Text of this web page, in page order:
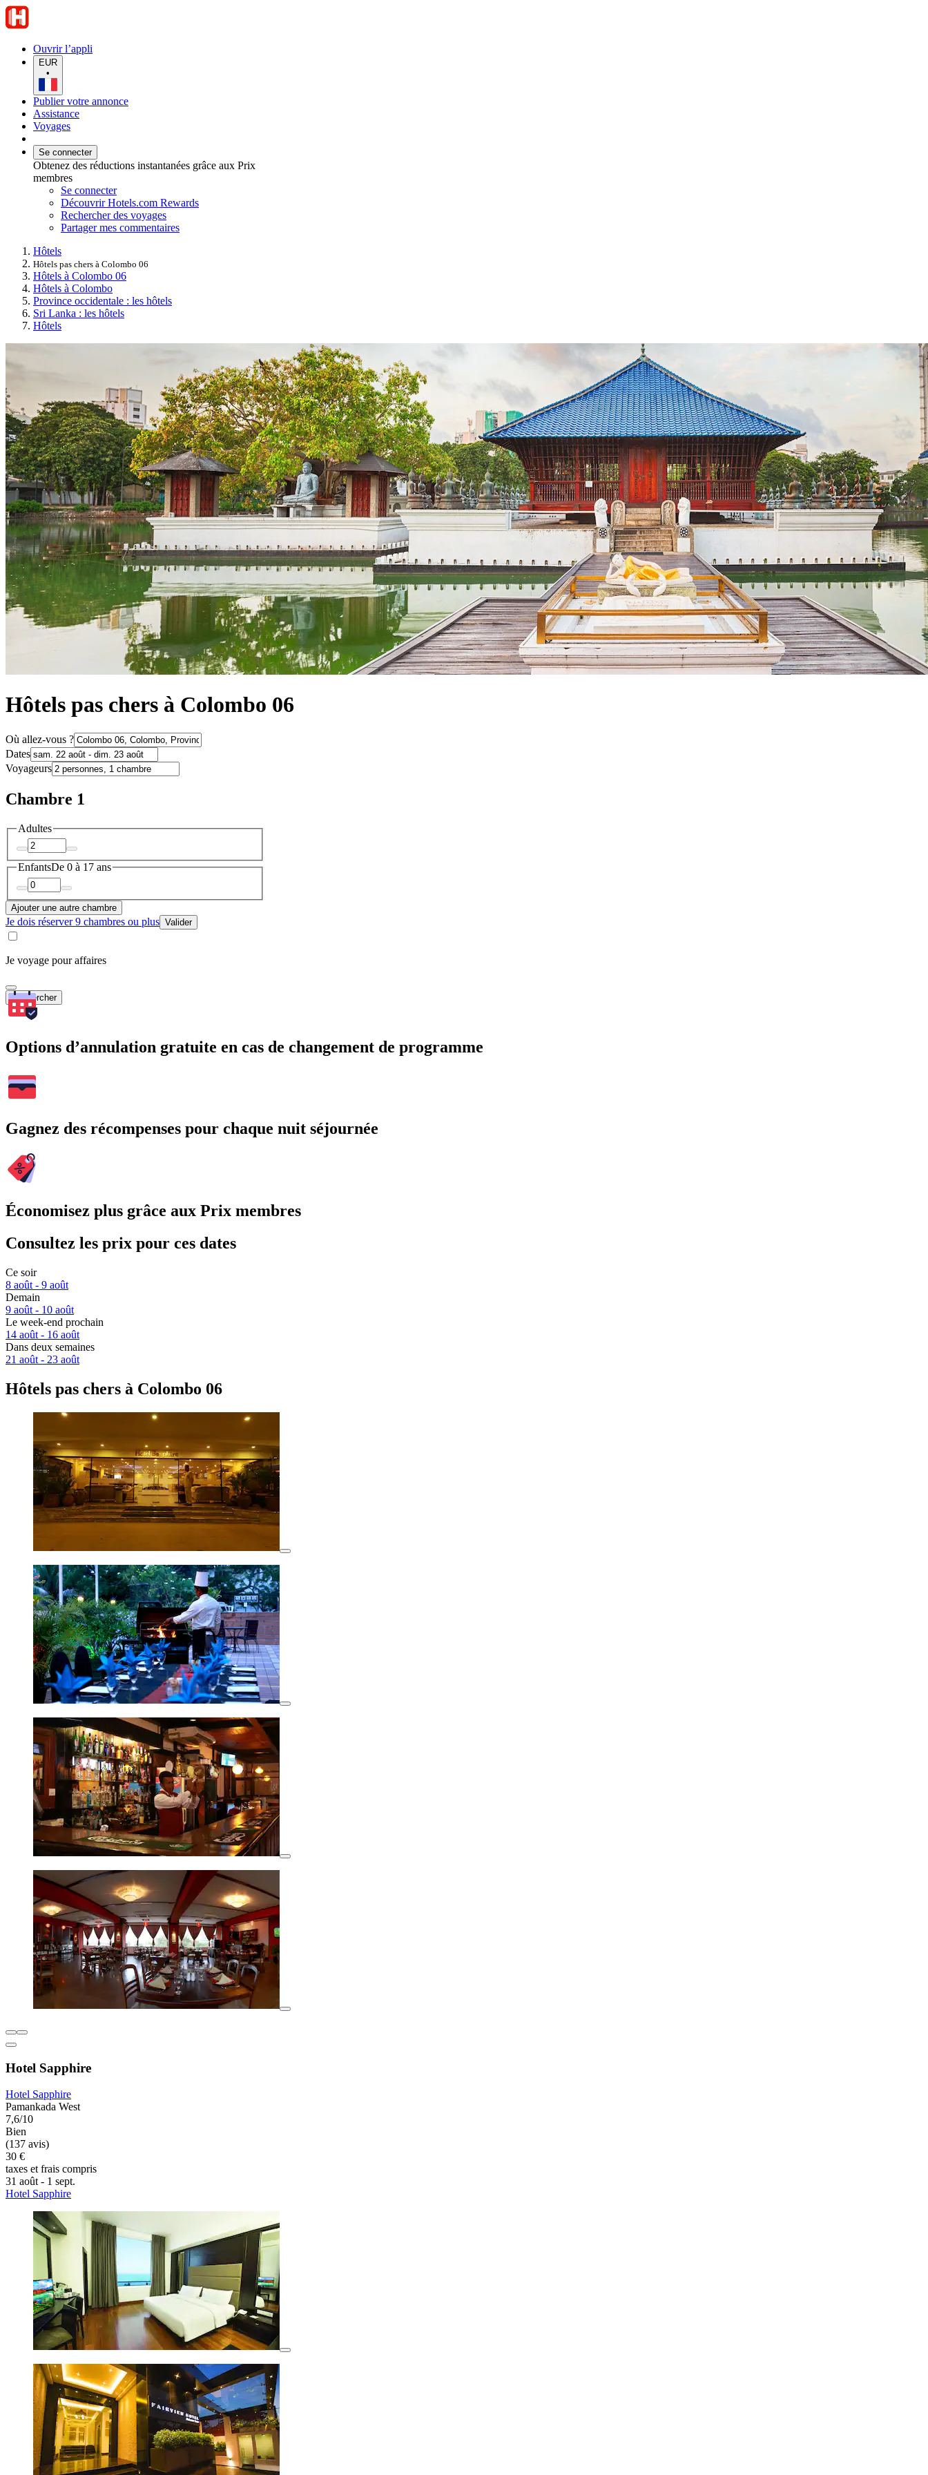
Ouvrir l’appli
EUR
•
Publier votre annonce
Assistance
Voyages
Se connecter
Obtenez des réductions instantanées grâce aux Prix
membres
Se connecter
Découvrir Hotels.com Rewards
Rechercher des voyages
Partager mes commentaires
Hôtels
Hôtels pas chers à Colombo 06
Hôtels à Colombo 06
Hôtels à Colombo
Province occidentale : les hôtels
Sri Lanka : les hôtels
Hôtels
Hôtels pas chers à Colombo 06
Où allez-vous ?
Dates
Voyageurs
Chambre 1
Adultes
EnfantsDe 0 à 17 ans
Ajouter une autre chambre
Je dois réserver 9 chambres ou plus Valider
Je voyage pour affaires
Rechercher
Options d’annulation gratuite en cas de changement de programme
Gagnez des récompenses pour chaque nuit séjournée
Économisez plus grâce aux Prix membres
Consultez les prix pour ces dates
Ce soir
8 août - 9 août
Demain
9 août - 10 août
Le week-end prochain
14 août - 16 août
Dans deux semaines
21 août - 23 août
Hôtels pas chers à Colombo 06
Hotel Sapphire
Hotel Sapphire
Pamankada West
7,6/10
Bien
(137 avis)
30 €
taxes et frais compris
31 août - 1 sept.
Hotel Sapphire